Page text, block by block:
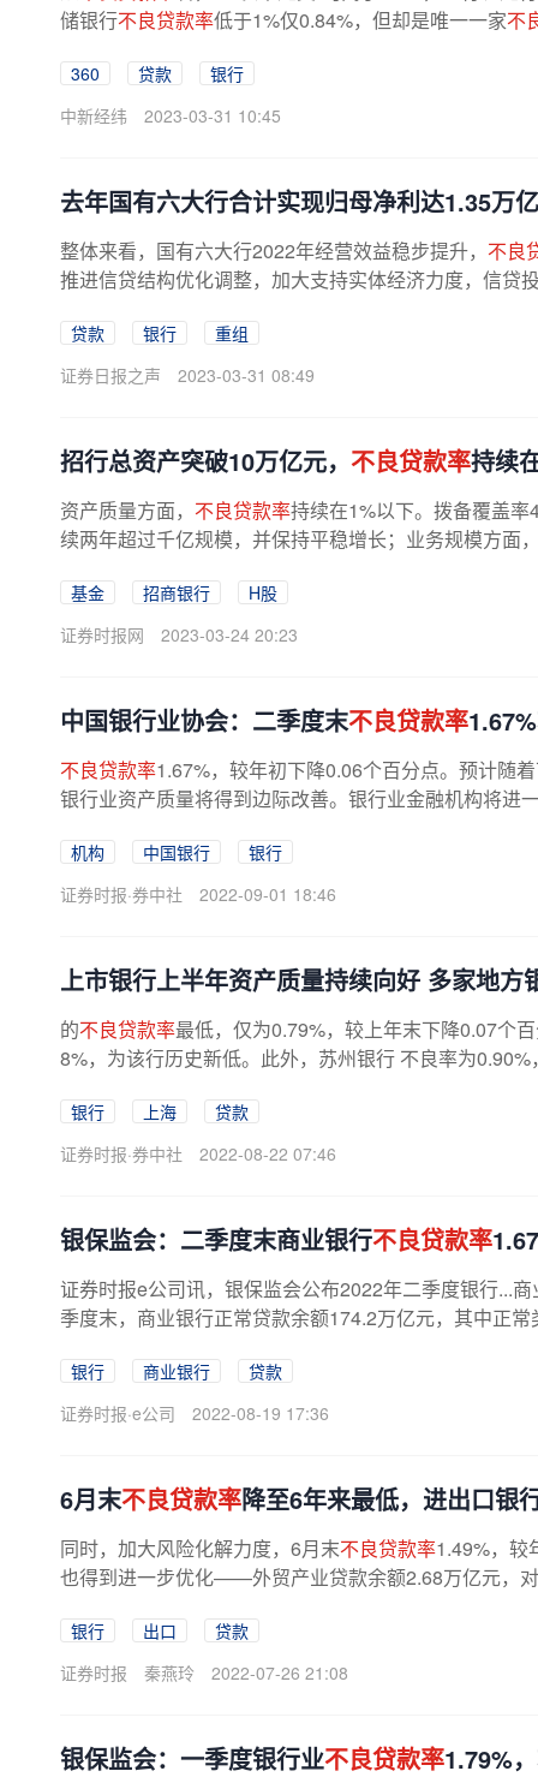
储银行不良贷款率低于1%仅0.84%，但却是唯一一家不
360 贷款
银行
中新经纬
2023-03-31 10:45
去年国有六大行合计实现归母净利达1.35万
整体来看，国有六大行2022年经营效益稳步提升， 不良
推进信贷结构优化调整，加大支持实体经济力度，信贷
贷款 银行
重组
证券日报之声
2023-03-31 08:49
招行总资产突破10万亿元， 不良贷款率持续
资产质量方面， 不良贷款率持续在1%以下。拨备覆盖
续两年超过千亿规模，并保持平稳增长；业务规模方面
基金 招商银行
H股
证券时报网
2023-03-24 20:23
中国银行业协会：二季度末不良贷款率
不良贷款率1.67%，较年初下降0.06个百分点。预计随
银行业资产质量将得到边际改善。银行业金融机构将进
机构 中国银行
银行
证券时报·券中社
2022-09-01 18:46
上市银行上半年资产质量持续向好 多家地方
的不良贷款率最低，仅为0.79%，较上年末下降0.07个
8%，为该行历史新低。此外，苏州银行 不良率为
银行 上海
贷款
证券时报·券中社
2022-08-22 07:46
银保监会：二季度末商业银行不良贷款率
证券时报e公司讯，银保监会公布2022年二季度银行...商
季度末，商业银行正常贷款余额174.2万亿元，其中正
银行 商业银行
贷款
证券时报·e公司
2022-08-19 17:36
6月末不良贷款率降至6年来最低，进出口银
同时，加大风险化解力度，6月末不良贷款率1.49%，较
也得到进一步优化——外贸产业贷款余额2.68万亿元，
银行 出口
贷款
证券时报
秦燕玲 2022-07-26 21:08
银保监会：一季度银行业不良贷款率1.79%